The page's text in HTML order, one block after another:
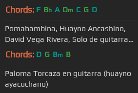
Chords: F Bb A Dm C G D
Pomabambina, Huayno Ancashino,
David Vega Rivera, Solo de guitarra
Andina, Perú
Chords: D G Bm B
Paloma Torcaza en guitarra (huayno
ayacuchano)